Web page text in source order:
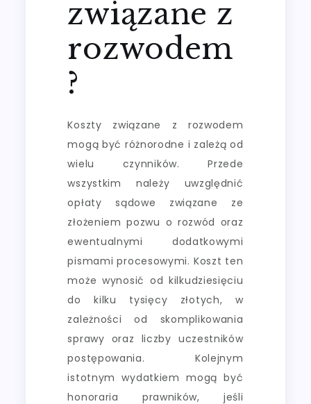
związane z
rozwodem
?
Koszty związane z rozwodem
mogą być różnorodne i zależą od
wielu czynników. Przede
wszystkim należy uwzględnić
opłaty sądowe związane ze
złożeniem pozwu o rozwód oraz
ewentualnymi dodatkowymi
pismami procesowymi. Koszt ten
może wynosić od kilkudziesięciu
do kilku tysięcy złotych, w
zależności od skomplikowania
sprawy oraz liczby uczestników
postępowania. Kolejnym
istotnym wydatkiem mogą być
honoraria prawników, jeśli